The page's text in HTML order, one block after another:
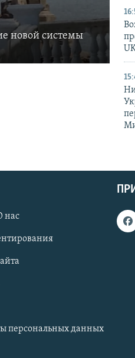
новой системы
нас
персональных данных